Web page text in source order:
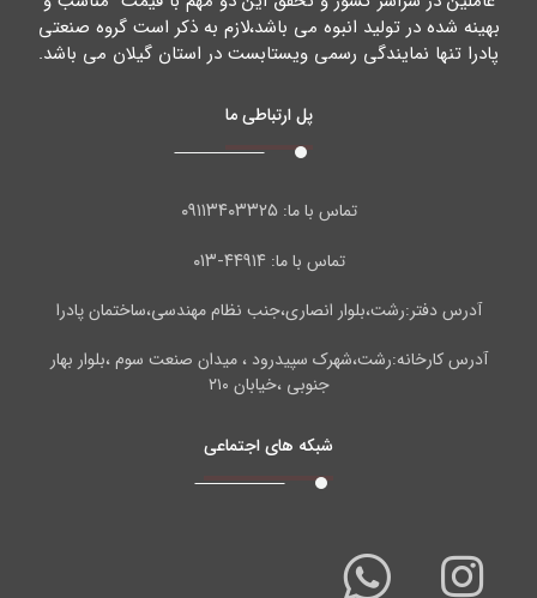
بهینه شده در تولید انبوه می باشد،لازم به ذکر است گروه صنعتی
پادرا تنها نمایندگی رسمی ویستابست در استان گیلان می باشد.
پل ارتباطی ما
تماس با ما:۰۹۱۱۳۴۰۳۳۲۵
تماس با ما: ۴۴۹۱۴-۰۱۳
آدرس دفتر:رشت،بلوار انصاری،جنب نظام مهندسی،ساختمان پادرا
آدرس کارخانه:رشت،شهرک سپیدرود ، میدان صنعت سوم ،بلوار بهار
جنوبی ،خیابان ۲۱۰
شبکه های اجتماعی